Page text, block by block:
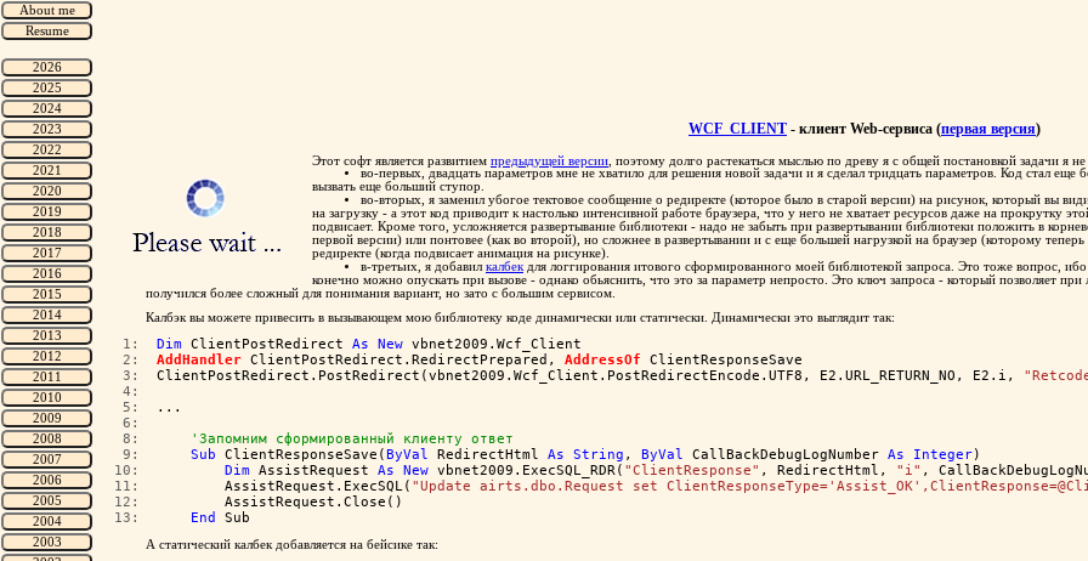
WCF_CLIENT - клиент Web-сервиса (первая версия)
Этот софт является развитием предыдущей версии , поэтому долго растекаться мыслью по древу я с общей постановкой задачи я
во-первых, двадцать параметров мне не хватило для решения новой задачи и я сделал тридцать параметров. Код стал
вызвать еще больший ступор.
во-вторых, я заменил убогое тектовое сообщение о редиректе (которое было в старой версии) на рисунок, который вы
на загрузку - а этот код приводит к настолько интенсивной работе браузера, что у него не хватает ресурсов даже на прокрутку
подвисает. Кроме того, усложняется развертывание библиотеки - надо не забыть при развертывании библиотеки положить в
первой версии) или понтовее (как во второй), но сложнее в развертывании и с еще большей нагрузкой на браузер (которому
редиректе (когда подвисает анимация на рисунке).
в-третьих, я добавил калбек для логгирования итового сформированного моей библиотекой запроса. Это тоже вопрос,
конечно можно опускать при вызове - однако обьяснить, что это за параметр непросто. Это ключ запроса - который позволяет
получился более сложный для понимания вариант, но зато с большим сервисом.
Калбэк вы можете привесить в вызывающем мою библиотеку коде динамически или статически. Динамически это выглядит так:
   1:
Dim ClientPostRedirect As New vbnet2009.Wcf_Client
   2:
AddHandler ClientPostRedirect.RedirectPrepared, AddressOf ClientResponseSave
   3:
ClientPostRedirect.PostRedirect(vbnet2009.Wcf_Client.PostRedirectEncode.UTF8, E2.URL_RETURN_NO, E2.i,
   4:
   5:
...
   6:
   8:
'Запомним сформированный клиенту ответ
   9:
Sub ClientResponseSave(ByVal RedirectHtml As String , ByVal CallBackDebugLogNumber As Integer)
  10:
Dim AssistRequest As New vbnet2009.ExecSQL_RDR( "ClientResponse" , RedirectHtml, "i" ,
  11:
        AssistRequest.ExecSQL(
"Update airts.dbo.Request set
  12:
        AssistRequest.Close()
  13:
End Sub
А статический калбек добавляется на бейсике так: